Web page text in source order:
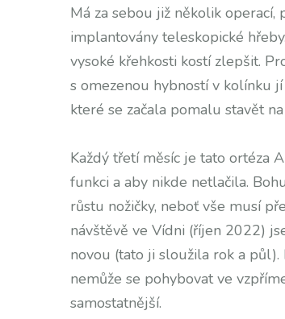
Má za sebou již několik
implantovány teleskopické
vysoké křehkosti kostí zlepšit.
s omezenou hybností v kolínku
které se začala pomalu stavět
Každý třetí měsíc je tato ortéza
funkci a aby nikde netlačila.
růstu nožičky, neboť vše musí
návštěvě ve Vídni (říjen 2022)
novou (tato ji sloužila rok a
nemůže se pohybovat ve
samostatnější.